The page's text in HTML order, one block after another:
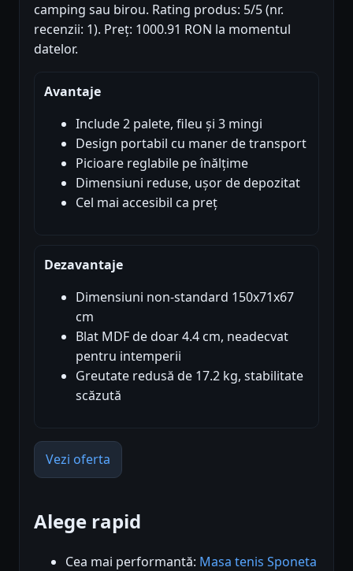
camping sau birou. Rating produs: 5/5 (nr.
recenzii: 1). Preț: 1000.91 RON la momentul
datelor.
Avantaje
Include 2 palete, fileu și 3 mingi
Design portabil cu maner de transport
Picioare reglabile pe înălțime
Dimensiuni reduse, ușor de depozitat
Cel mai accesibil ca preț
Dezavantaje
Dimensiuni non-standard 150x71x67
cm
Blat MDF de doar 4.4 cm, neadecvat
pentru intemperii
Greutate redusă de 17.2 kg, stabilitate
scăzută
Vezi oferta
Alege rapid
Cea mai performantă: Masa tenis Sponeta